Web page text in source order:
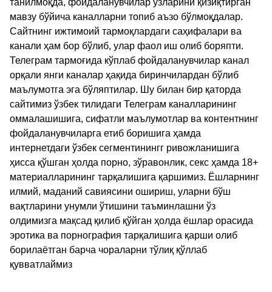
мавзу бўйича каналларни топиб аъзо бўлмоқдалар.
Сайтнинг ижтимоий тармоқлардаги саҳифалари ва
канали ҳам бор бўлиб, улар фаол иш олиб боряпти.
Телеграм тармоғида кўплаб фойдаланувчилар канал
орқали янги каналар ҳақида биринчилардан бўлиб
маълумотга эга бўляптилар. Шу билан бир қаторда
сайтимиз ўзбек тилидаги Телеграм каналларининг
оммалашишига, сифатли маълумотлар ва контентнинг
фойдаланувчиларга етиб боришига ҳамда
интернетдаги ўзбек сегментинингг ривожланишига
ҳисса қўшган ҳолда порно, зўравонлик, секс ҳамда 18+
материалларининг тарқалишига қаршимиз. Ёшларнинг
илмий, маданий савиясини ошириш, уларни бўш
вақтларини унумли ўтишини таъминлашни ўз
олдимизга мақсад қилиб қўйган ҳолда ёшлар орасида
эротика ва порнография тарқалишига қарши олиб
борилаётган барча чораларни тўлиқ қўллаб
қувватлаймиз